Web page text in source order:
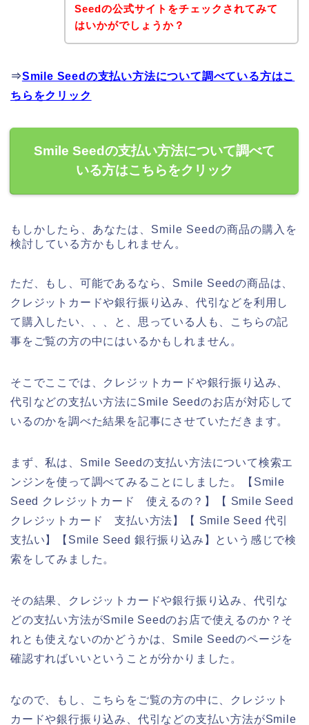
Seedの公式サイトをチェックされてみて
はいかがでしょうか？
⇒Smile Seedの支払い方法について調べている方はこ
ちらをクリック
Smile Seedの支払い方法について調べて
いる方はこちらをクリック
もしかしたら、あなたは、Smile Seedの商品の購入を
検討している方かもしれません。
ただ、もし、可能であるなら、Smile Seedの商品は、
クレジットカードや銀行振り込み、代引などを利用し
て購入したい、、、と、思っている人も、こちらの記
事をご覧の方の中にはいるかもしれません。
そこでここでは、クレジットカードや銀行振り込み、
代引などの支払い方法にSmile Seedのお店が対応して
いるのかを調べた結果を記事にさせていただきます。
まず、私は、Smile Seedの支払い方法について検索エ
ンジンを使って調べてみることにしました。【Smile
Seed クレジットカード 使えるの？】【 Smile Seed
クレジットカード 支払い方法】【 Smile Seed 代引
支払い】【Smile Seed 銀行振り込み】という感じで検
索をしてみました。
その結果、クレジットカードや銀行振り込み、代引な
どの支払い方法がSmile Seedのお店で使えるのか？そ
れとも使えないのかどうかは、Smile Seedのページを
確認すればいいということが分かりました。
なので、もし、こちらをご覧の方の中に、クレジット
カードや銀行振り込み、代引などの支払い方法がSmile